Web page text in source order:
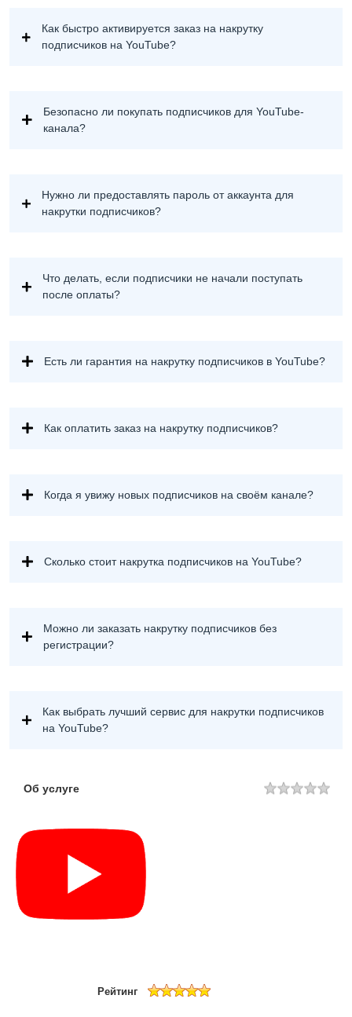
Как быстро активируется заказ на накрутку
подписчиков на YouTube?
Безопасно ли покупать подписчиков для YouTube-
канала?
Нужно ли предоставлять пароль от аккаунта для
накрутки подписчиков?
Что делать, если подписчики не начали поступать
после оплаты?
Есть ли гарантия на накрутку подписчиков в YouTube?
Как оплатить заказ на накрутку подписчиков?
Когда я увижу новых подписчиков на своём канале?
Сколько стоит накрутка подписчиков на YouTube?
Можно ли заказать накрутку подписчиков без
регистрации?
Как выбрать лучший сервис для накрутки подписчиков
на YouTube?
Об услуге
Рейтинг